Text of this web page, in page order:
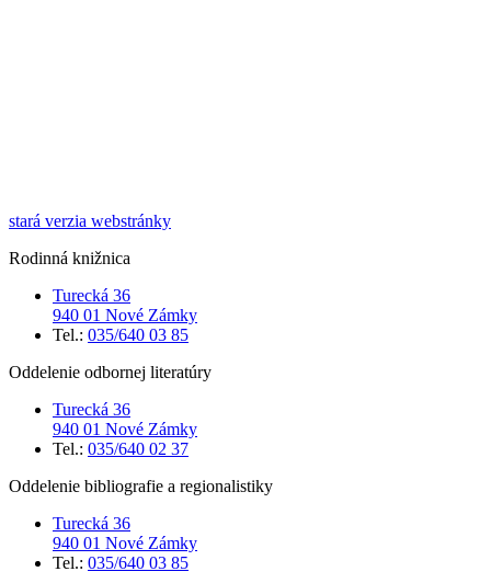
stará verzia webstránky
Rodinná knižnica
Turecká 36
940 01 Nové Zámky
Tel.: 035/640 03 85
Oddelenie odbornej literatúry
Turecká 36
940 01 Nové Zámky
Tel.: 035/640 02 37
Oddelenie bibliografie a regionalistiky
Turecká 36
940 01 Nové Zámky
Tel.: 035/640 03 85